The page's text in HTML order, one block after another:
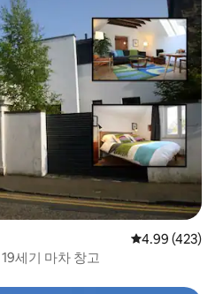
평점 4.99점(5
4.99 (423)
세기 마차 창고